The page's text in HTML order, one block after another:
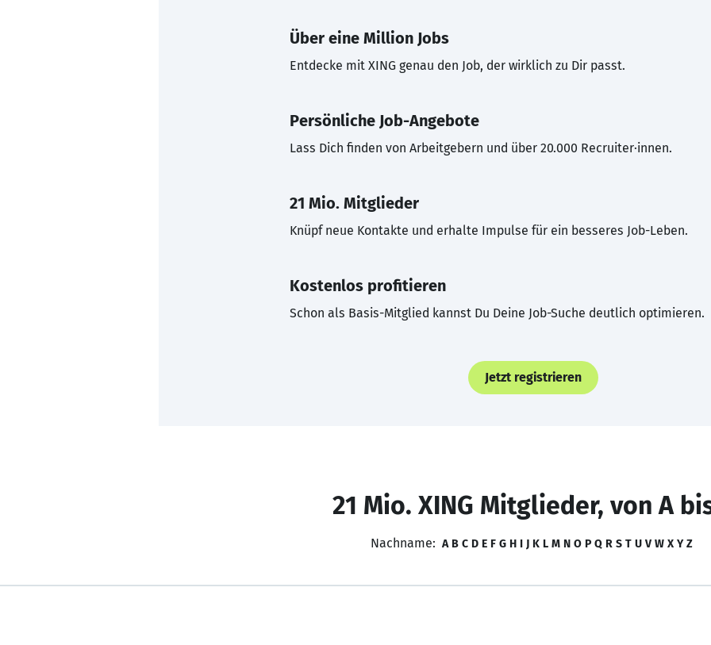
Über eine Million Jobs
Entdecke mit XING genau den Job, der wirklich zu Dir passt.
Persönliche Job-Angebote
Lass Dich finden von Arbeitgebern und über 20.000 Recruiter·innen.
21 Mio. Mitglieder
Knüpf neue Kontakte und erhalte Impulse für ein besseres Job-Leben.
Kostenlos profitieren
Schon als Basis-Mitglied kannst Du Deine Job-Suche deutlich optimieren.
Jetzt registrieren
21 Mio. XING Mitglieder, von A
Nachname: A B C D E F G H I J K L M N O P Q R S T U V W X Y Z